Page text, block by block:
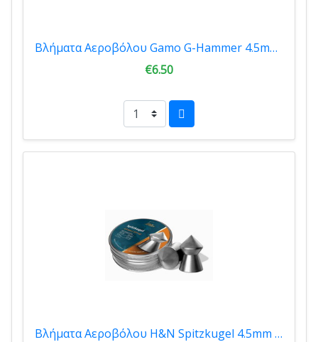
Βλήματα Αεροβόλου Gamo G-Hammer 4.5mm 200tmx 6322822
€6.50
Βλήματα Αεροβόλου H&N Spitzkugel 4.5mm 500τμχ